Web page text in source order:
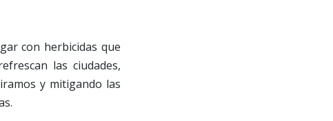
con herbicidas que
las ciudades,
y mitigando las